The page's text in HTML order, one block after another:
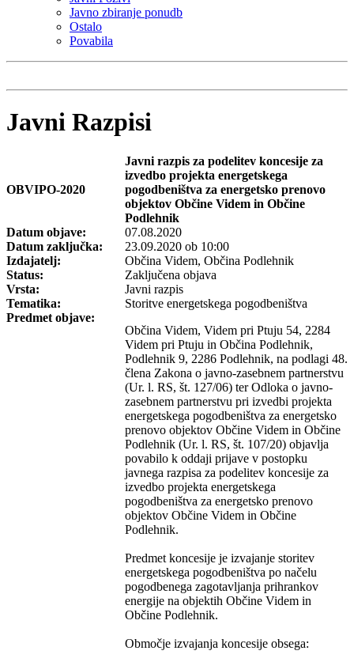
Javno zbiranje ponudb
Ostalo
Povabila
Javni Razpisi
OBVIPO-2020
Javni razpis za podelitev koncesije za
izvedbo projekta energetskega
pogodbeništva za energetsko prenovo
objektov Občine Videm in Občine
Podlehnik
Datum objave:
07.08.2020
Datum zaključka:
23.09.2020 ob 10:00
Izdajatelj:
Občina Videm, Občina Podlehnik
Status:
Zaključena objava
Vrsta:
Javni razpis
Tematika:
Storitve energetskega pogodbeništva
Predmet objave:
Občina Videm, Videm pri Ptuju 54, 2284
Videm pri Ptuju in Občina Podlehnik,
Podlehnik 9, 2286 Podlehnik, na podlagi 48.
člena Zakona o javno-zasebnem partnerstvu
(Ur. l. RS, št. 127/06) ter Odloka o javno-
zasebnem partnerstvu pri izvedbi projekta
energetskega pogodbeništva za energetsko
prenovo objektov Občine Videm in Občine
Podlehnik (Ur. l. RS, št. 107/20) objavlja
povabilo k oddaji prijave v postopku
javnega razpisa za podelitev koncesije za
izvedbo projekta energetskega
pogodbeništva za energetsko prenovo
objektov Občine Videm in Občine
Podlehnik.
Predmet koncesije je izvajanje storitev
energetskega pogodbeništva po načelu
pogodbenega zagotavljanja prihrankov
energije na objektih Občine Videm in
Občine Podlehnik.
Območje izvajanja koncesije obsega: